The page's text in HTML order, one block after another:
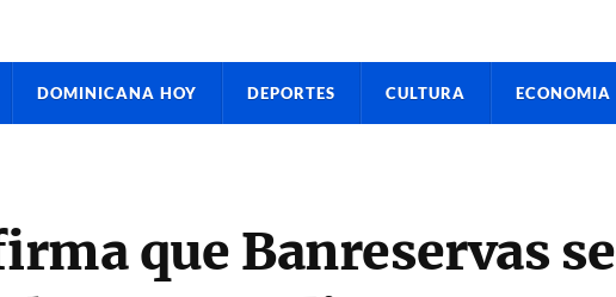
DOMINICANA HOY DEPORTES CULTURA ECONOMIA
que Banreservas se